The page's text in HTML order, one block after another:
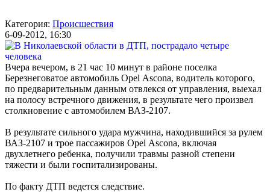
Категория: Происшествия
6-09-2012, 16:30
Вчера вечером, в 21 час 10 минут в районе поселка
Березнеговатое автомобиль Оpel Аscona, водитель которого,
по предварительным данным отвлекся от управления, выехал
на полосу встречного движения, в результате чего произвел
столкновение с автомобилем ВАЗ-2107.
В результате сильного удара мужчина, находившийся за рулем
ВАЗ-2107 и трое пассажиров Оpel Аscona, включая
двухлетнего ребенка, получили травмы разной степени
тяжести и были госпитализированы.
По факту ДТП ведется следствие.